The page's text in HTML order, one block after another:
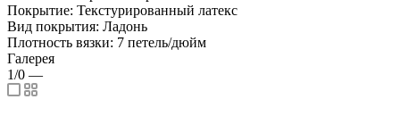
Покрытие: Текстурированный латекс
Вид покрытия: Ладонь
Плотность вязки: 7 петель/дюйм
Галерея
1/0 —